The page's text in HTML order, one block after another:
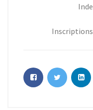
Inscriptions